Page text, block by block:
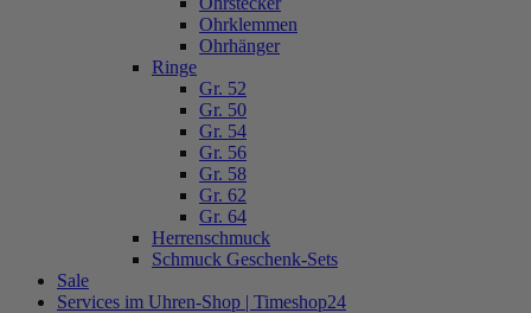
Ohrklemmen
Ohrhänger
Ringe
Gr. 52
Gr. 50
Gr. 54
Gr. 56
Gr. 58
Gr. 62
Gr. 64
Herrenschmuck
Schmuck Geschenk-Sets
Sale
Services im Uhren-Shop | Timeshop24